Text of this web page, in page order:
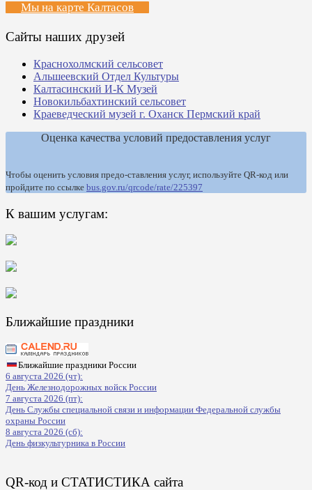
Мы на карте Калтасов
Сайты наших друзей
Краснохолмский сельсовет
Альшеевский Отдел Культуры
Калтасинский И-К Музей
Новокильбахтинский сельсовет
Краеведческий музей г. Оханск Пермский край
Оценка качества условий предоставления услуг
Чтобы оценить условия предо-ставления услуг, используйте QR-код или
пройдите по ссылке bus.gov.ru/qrcode/rate/225397
К вашим услугам:
Ближайшие праздники
Ближайшие праздники России
6 августа 2026 (чт):
День Железнодорожных войск России
7 августа 2026 (пт):
День Службы специальной связи и информации Федеральной службы
охраны России
8 августа 2026 (сб):
День физкультурника в России
QR-код и СТАТИСТИКА сайта